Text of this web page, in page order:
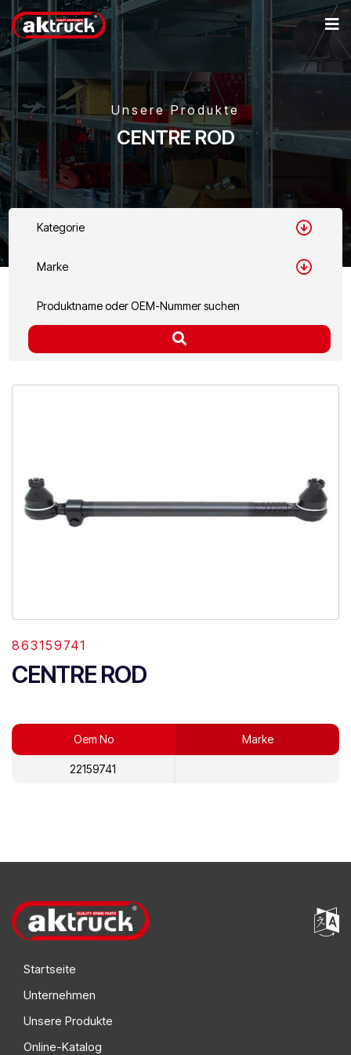
Unsere Produkte
CENTRE ROD
Kategorie
Marke
863159741
CENTRE ROD
Oem No Marke
22159741
Startseite
Unternehmen
Unsere Produkte
Online-Katalog